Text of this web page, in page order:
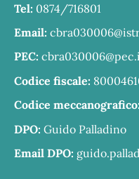
Tel: 0874/716801
Email:
PEC:
Codice fiscale:
Codice meccanografico:
DPO: Guido Palladino
Email DPO: